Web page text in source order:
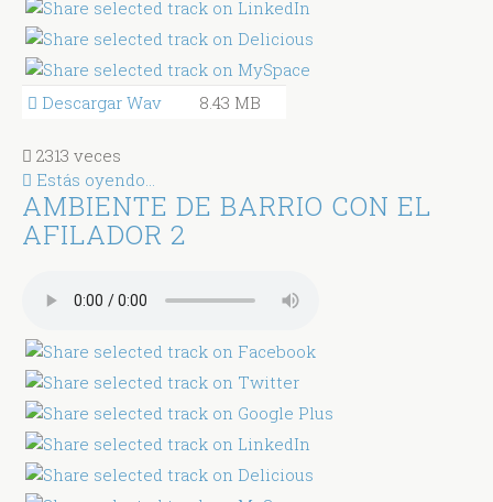
Descargar Wav 8.43 MB
2313 veces
Estás oyendo...
AMBIENTE DE BARRIO CON EL
AFILADOR 2